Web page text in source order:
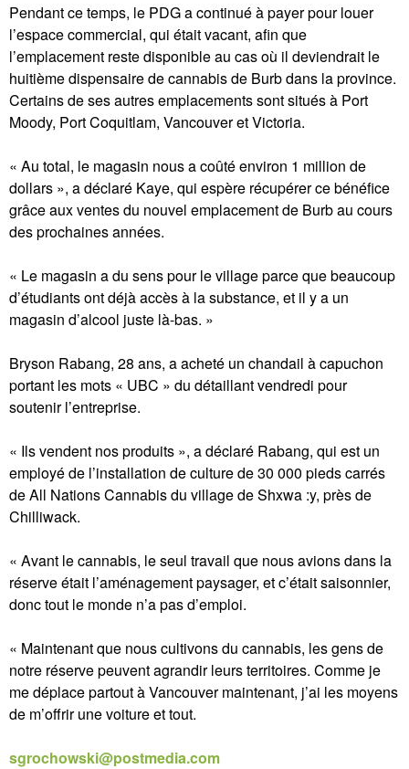
Pendant ce temps, le PDG a continué à payer pour louer
l’espace commercial, qui était vacant, afin que
l’emplacement reste disponible au cas où il deviendrait le
huitième dispensaire de cannabis de Burb dans la province.
Certains de ses autres emplacements sont situés à Port
Moody, Port Coquitlam, Vancouver et Victoria.
« Au total, le magasin nous a coûté environ 1 million de
dollars », a déclaré Kaye, qui espère récupérer ce bénéfice
grâce aux ventes du nouvel emplacement de Burb au cours
des prochaines années.
« Le magasin a du sens pour le village parce que beaucoup
d’étudiants ont déjà accès à la substance, et il y a un
magasin d’alcool juste là-bas. »
Bryson Rabang, 28 ans, a acheté un chandail à capuchon
portant les mots « UBC » du détaillant vendredi pour
soutenir l’entreprise.
« Ils vendent nos produits », a déclaré Rabang, qui est un
employé de l’installation de culture de 30 000 pieds carrés
de All Nations Cannabis du village de Shxwa :y, près de
Chilliwack.
« Avant le cannabis, le seul travail que nous avions dans la
réserve était l’aménagement paysager, et c’était saisonnier,
donc tout le monde n’a pas d’emploi.
« Maintenant que nous cultivons du cannabis, les gens de
notre réserve peuvent agrandir leurs territoires. Comme je
me déplace partout à Vancouver maintenant, j’ai les moyens
de m’offrir une voiture et tout.
sgrochowski@postmedia.com